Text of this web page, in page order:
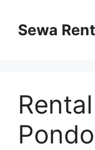
contentSewa